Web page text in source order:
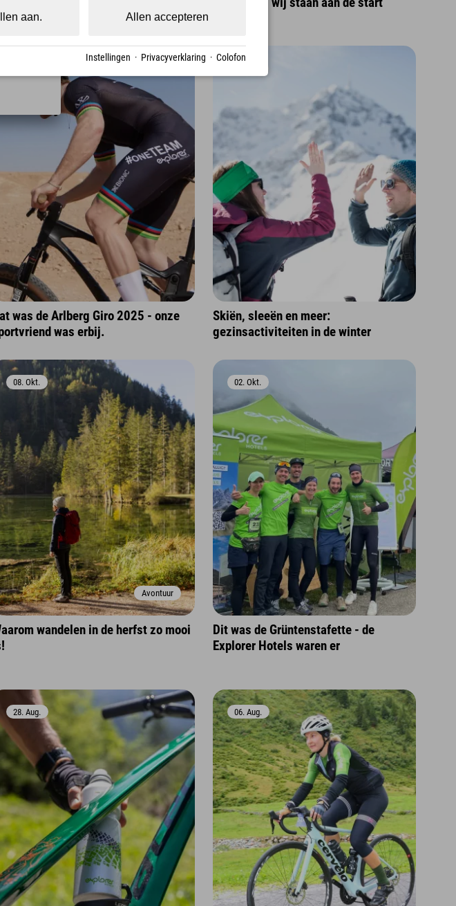
was de Arlberg Giro 2025 - onze
was erbij.
Skiën, sleeën en meer:
gezinsactiviteiten in de winter
Avontuur
08. Okt.
wandelen in de herfst zo mooi
02. Okt.
Dit was de Grüntenstafette - de
Explorer Hotels waren er
28. Aug. 06. Aug.
Allen accepteren
aan.
Instellingen · Privacyverklaring · Colofon